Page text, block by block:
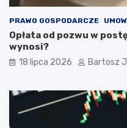
PRAWO GOSPODARCZE
Opłata od pozwu w
wynosi?
18 lipca 2026 Bartosz